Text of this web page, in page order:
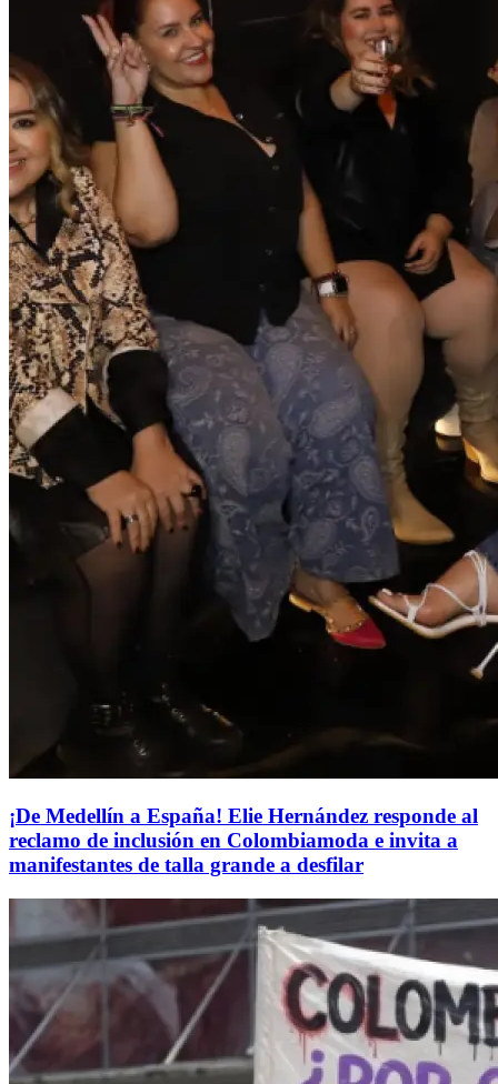
¡De Medellín a España! Elie Hernández responde al
reclamo de inclusión en Colombiamoda e invita a
manifestantes de talla grande a desfilar